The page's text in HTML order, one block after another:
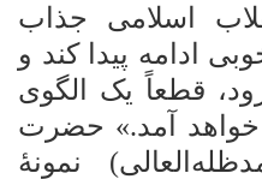
اسلامی جذاب
ادامه پیدا کند و
قطعاً یک الگوی
خواهد آمد.» حضرت
نمونۀ